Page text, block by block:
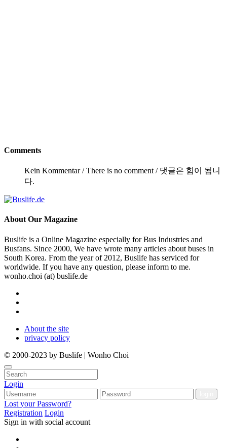
Comments
Kein Kommentar / There is no comment / 댓글은 힘이 됩니
다.
About Our Magazine
Buslife is a Online Magazine especially for Bus Industries and
Busfans. Since 2000, We have wrote many articles about buses in
South Korea. From the year of 2012, Buslife has serviced for
worldwide. If you have any question, please inform to me.
wonho.choi (at) buslife.de
About the site
privacy policy
© 2000-2023 by Buslife | Wonho Choi
Login
Lost your Password?
Registration Login
Sign in with social account